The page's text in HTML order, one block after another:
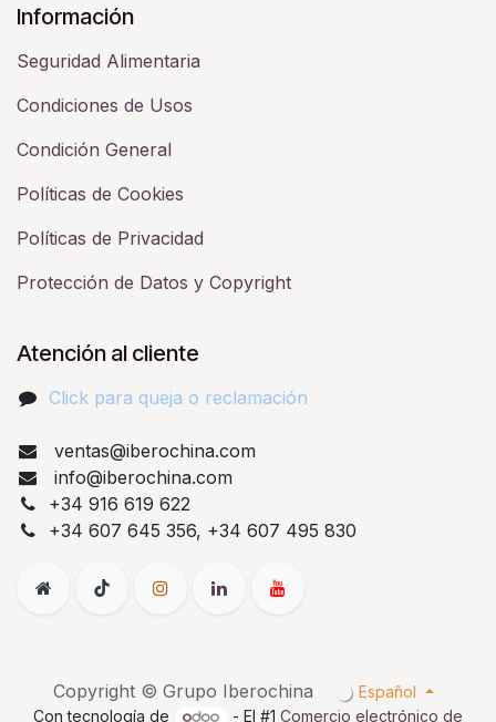
Información
Seguridad Alimentaria
Condiciones de Usos
Condición General
Políticas de Cookies
Políticas de Privacidad
Protección de Datos y Copyright
Atención al cliente
Click para queja o reclamación​
ventas@iberochina.com
info@iberochina.com
+34 916 619 622
+34 607 645 356, +34 607 495 830
Copyright © Grupo Iberochina
Español
Con tecnología de
- El #1 Comercio electrónico de